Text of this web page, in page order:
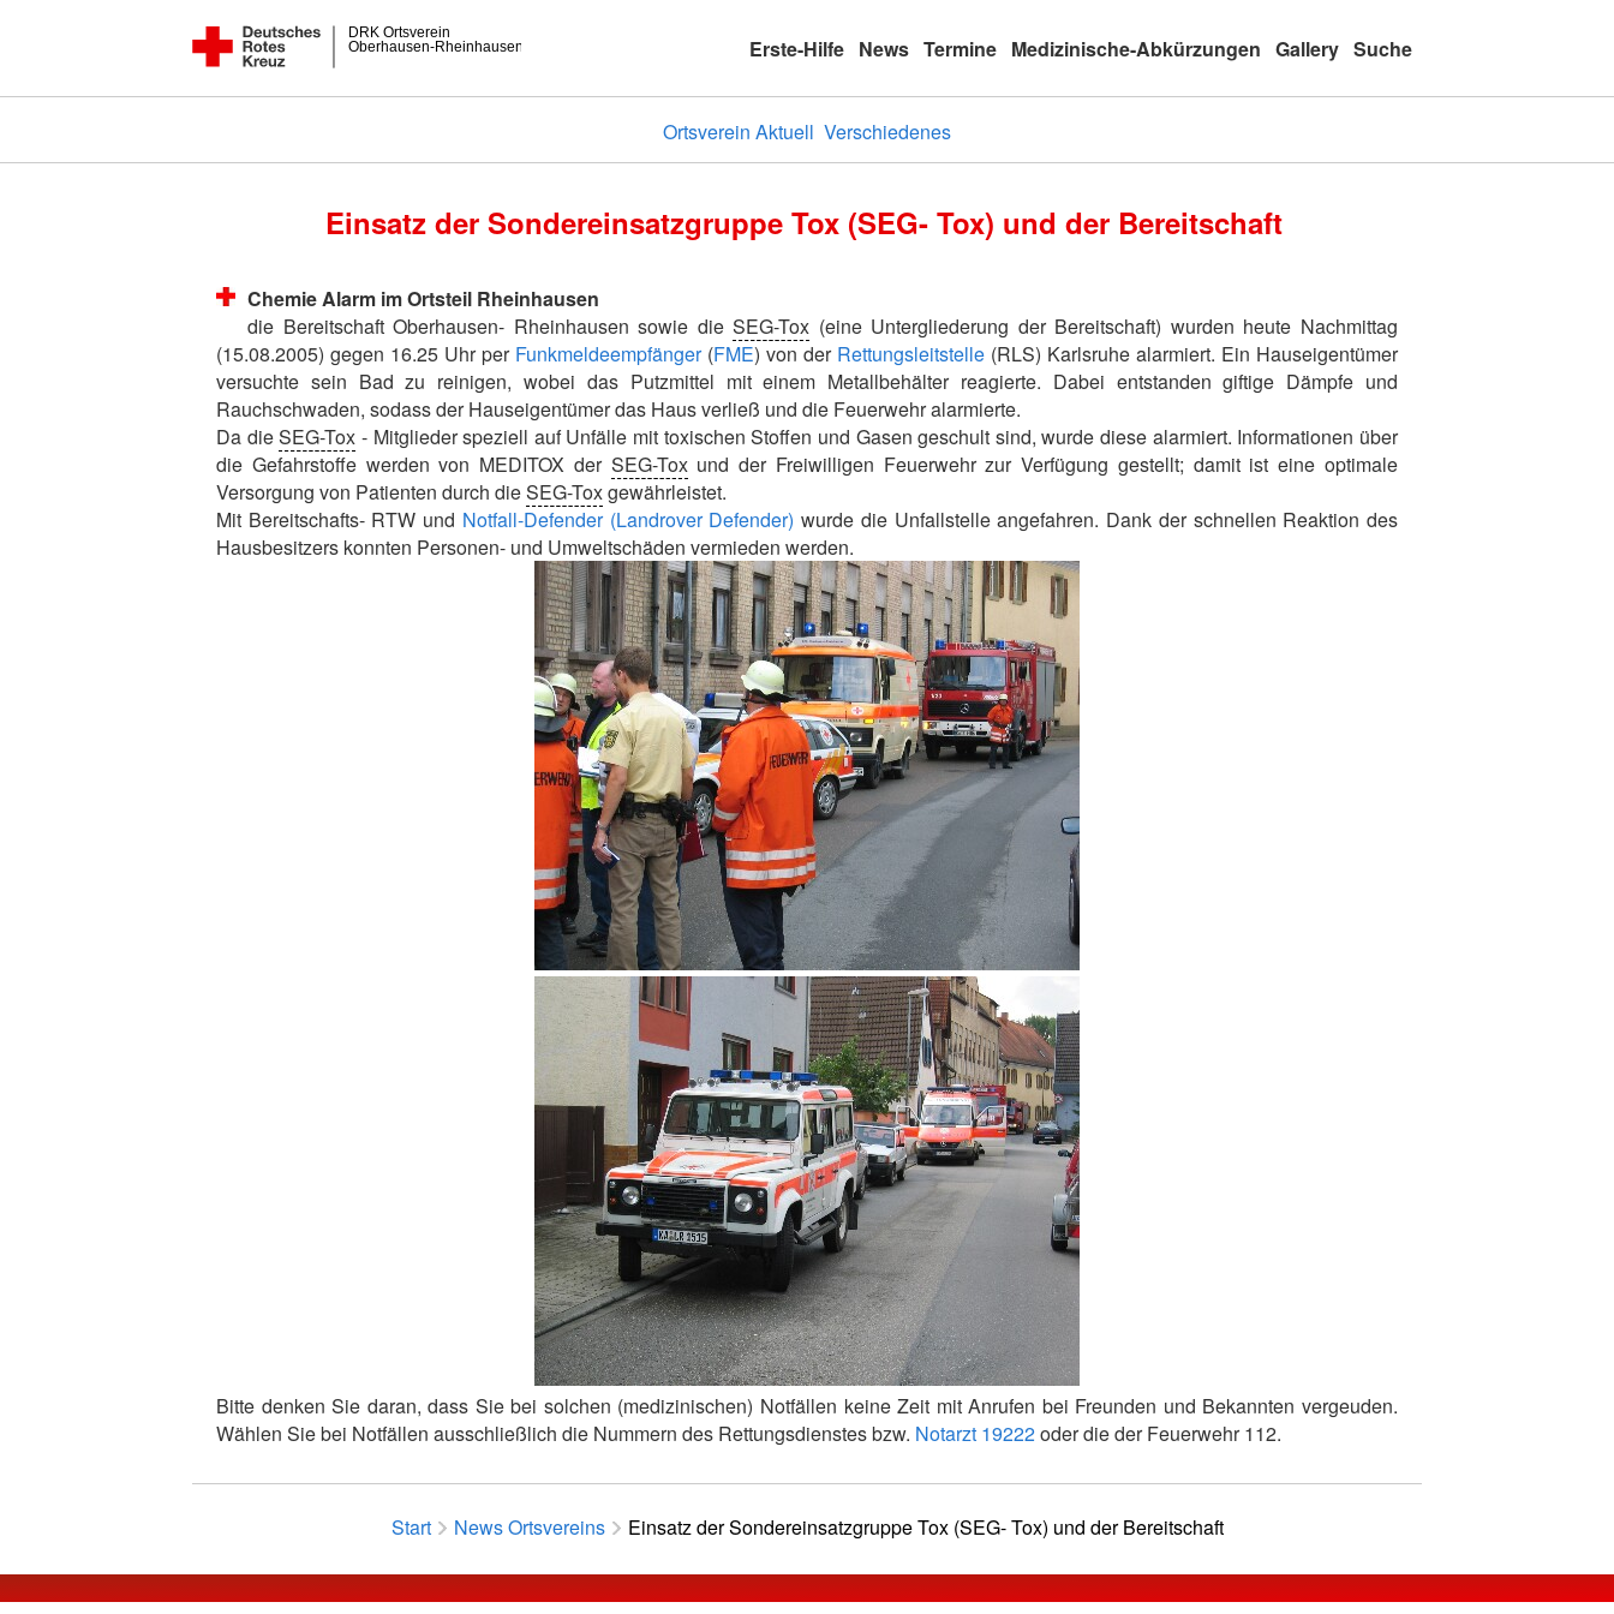
Oberhausen-Rheinhausen
DRK Ortsverein
Erste-Hilfe News Termine Medizinische-Abkürzungen Gallery Suche
Ortsverein Aktuell Verschiedenes
Einsatz der Sondereinsatzgruppe Tox (SEG- Tox) und der Bereitschaft
Chemie Alarm im Ortsteil Rheinhausen
die Bereitschaft Oberhausen- Rheinhausen sowie dieSEG-Tox (eine Untergliederung der Bereitschaft) wurden heute Nachmittag
(15.08.2005) gegen 16.25 Uhr per Funkmeldeempfänger(FME) von der Rettungsleitstelle (RLS) Karlsruhe alarmiert. Ein Hauseigentümer
versuchte sein Bad zu reinigen, wobei das Putzmittel mit einem Metallbehälter reagierte. Dabei entstanden giftige Dämpfe und
Rauchschwaden, sodass der Hauseigentümer das Haus verließ und die Feuerwehr alarmierte.
Da dieSEG-Tox - Mitglieder speziell auf Unfälle mit toxischen Stoffen und Gasen geschult sind, wurde diese alarmiert. Informationen über
die Gefahrstoffe werden von MEDITOX der SEG-Toxund der Freiwilligen Feuerwehr zur Verfügung gestellt; damit ist eine optimale
Versorgung von Patienten durch dieSEG-Toxgewährleistet.
Mit Bereitschafts- RTW und Notfall-Defender (Landrover Defender) wurde die Unfallstelle angefahren. Dank der schnellen Reaktion des
Hausbesitzers konnten Personen- und Umweltschäden vermieden werden.
Bitte denken Sie daran, dass Sie bei solchen (medizinischen) Notfällen keine Zeit mit Anrufen bei Freunden und Bekannten vergeuden.
Wählen Sie bei Notfällen ausschließlich die Nummern des Rettungsdienstes bzw. Notarzt 19222oder die der Feuerwehr 112.
Start News Ortsvereins Einsatz der Sondereinsatzgruppe Tox (SEG- Tox) und der Bereitschaft